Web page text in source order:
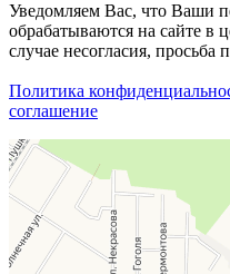
Уведомляем Вас, что Ваши
обрабатываются на сайте в
случае несогласия, просьба
Политика
соглашение